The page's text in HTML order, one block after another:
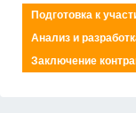
Подготовка к
Анализ и
Заключение